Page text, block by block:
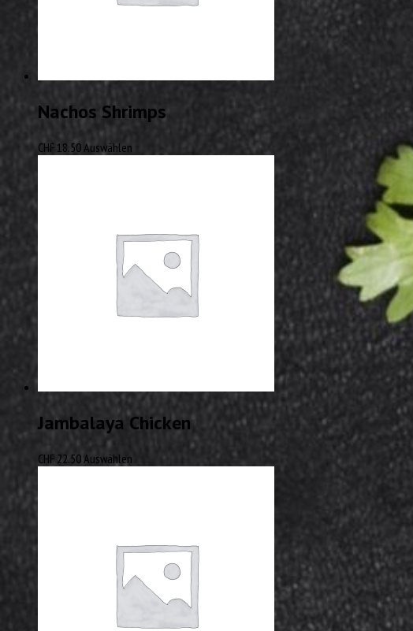
Nachos Shrimps
CHF 18.50 Auswählen
Jambalaya Chicken
CHF 22.50 Auswählen